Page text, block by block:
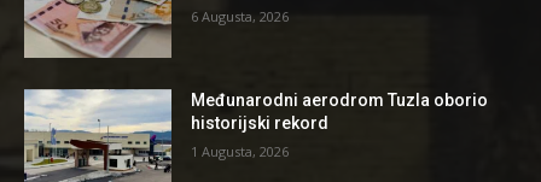
6 Augusta, 2026
Međunarodni aerodrom Tuzla oborio
historijski rekord
1 Augusta, 2026